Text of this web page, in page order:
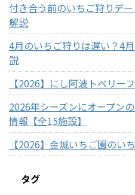
付き合う前のいちご狩りデ
解説
4月のいちご狩りは遅い？4
説
【2026】にし阿波トベリー
2026年シーズンにオープン
情報【全15施設】
【2026】金城いちご園のい
タグ